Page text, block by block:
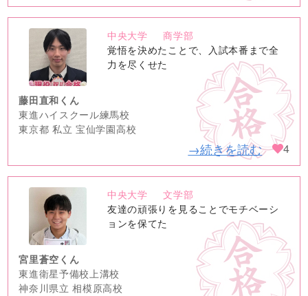
no
image
中央大学
商学部
覚悟を決めたことで、入試本番まで全
力を尽くせた
藤田直和くん
東進ハイスクール練馬校
東京都 私立 宝仙学園高校
→続きを読む 4
no
image
中央大学
文学部
友達の頑張りを見ることでモチベーシ
ョンを保てた
宮里蒼空くん
東進衛星予備校上溝校
神奈川県立 相模原高校